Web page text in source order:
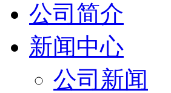
公司简介
新闻中心
公司新闻